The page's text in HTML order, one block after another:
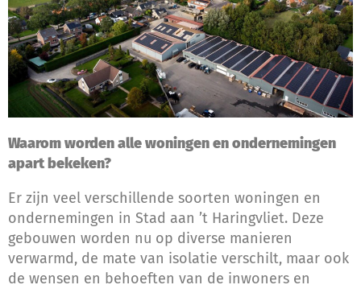
Waarom worden alle woningen en ondernemingen
apart bekeken?
Er zijn veel verschillende soorten woningen en
ondernemingen in Stad aan ’t Haringvliet. Deze
gebouwen worden nu op diverse manieren
verwarmd, de mate van isolatie verschilt, maar ook
de wensen en behoeften van de inwoners en